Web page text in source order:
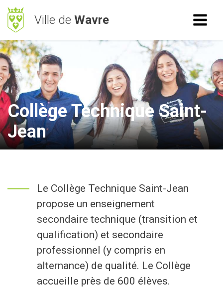
Ville de Wavre
RECHERCHE
ACCÈS RAPIDE
Mes démarches
BetterStreet
Déchets
Horaires
Vie Communale
Vivre à Wavre
Economie
Culture et loisirs
Collège Technique Saint-
Jean
Le Collège Technique Saint-Jean
propose un enseignement
secondaire technique (transition et
qualification) et secondaire
professionnel (y compris en
alternance) de qualité. Le Collège
accueille près de 600 élèves.